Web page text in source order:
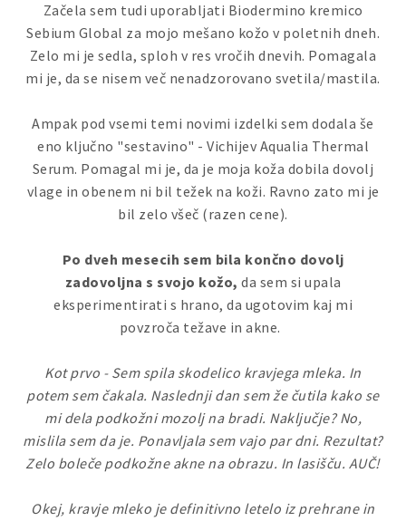
Začela sem tudi uporabljati Biodermino kremico
Sebium Global za mojo mešano kožo v poletnih dneh.
Zelo mi je sedla, sploh v res vročih dnevih. Pomagala
mi je, da se nisem več nenadzorovano svetila/mastila.
Ampak pod vsemi temi novimi izdelki sem dodala še
eno ključno "sestavino" - Vichijev Aqualia Thermal
Serum. Pomagal mi je, da je moja koža dobila dovolj
vlage in obenem ni bil težek na koži. Ravno zato mi je
bil zelo všeč (razen cene).
Po dveh mesecih sem bila končno dovolj
zadovoljna s svojo kožo, da sem si upala
eksperimentirati s hrano, da ugotovim kaj mi
povzroča težave in akne.
Kot prvo - Sem spila skodelico kravjega mleka. In
potem sem čakala. Naslednji dan sem že čutila kako se
mi dela podkožni mozolj na bradi. Naključje? No,
mislila sem da je. Ponavljala sem vajo par dni. Rezultat?
Zelo boleče podkožne akne na obrazu. In lasišču. AUČ!
Okej, kravje mleko je definitivno letelo iz prehrane in